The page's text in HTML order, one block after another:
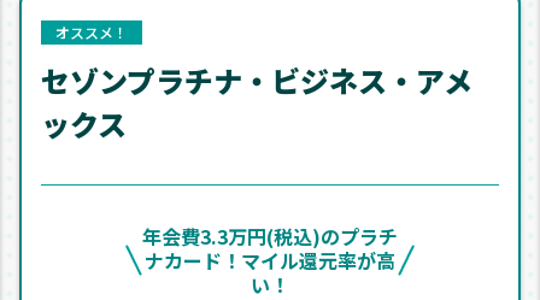
オススメ！
セゾンプラチナ・ビジネス・アメ
ックス
年会費3.3万円(税込)のプラチ
ナカード！マイル還元率が高
い！